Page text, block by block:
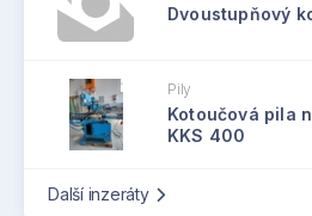
Dvoustupňový
Pily
Kotoučová pila
KKS 400
Další inzeráty